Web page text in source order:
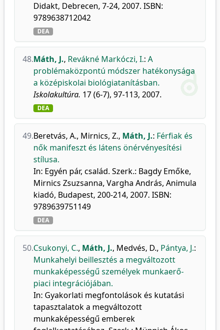
Didakt, Debrecen, 7-24, 2007. ISBN:
9789638712042
DEA
48.Máth, J., Revákné Markóczi, I.: A
problémaközpontú módszer hatékonysága
a középiskolai biológiatanításban.
Iskolakultúra. 17 (6-7), 97-113, 2007.
DEA
49.Beretvás, A., Mirnics, Z., Máth, J.: Férfiak és
nők manifeszt és látens önérvényesítési
stílusa.
In: Egyén pár, család. Szerk.: Bagdy Emőke,
Mirnics Zsuzsanna, Vargha András, Animula
kiadó, Budapest, 200-214, 2007. ISBN:
9789639751149
DEA
50.Csukonyi, C., Máth, J., Medvés, D., Pántya, J.:
Munkahelyi beillesztés a megváltozott
munkaképességű személyek munkaerő-
piaci integrációjában.
In: Gyakorlati megfontolások és kutatási
tapasztalatok a megváltozott
munkaképességű emberek